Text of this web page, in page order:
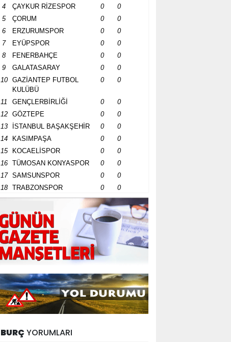
4 ÇAYKUR RİZESPOR 0
0
5
ÇORUM 0
0
6
ERZURUMSPOR 0
0
7
EYÜPSPOR 0
0
8
FENERBAHÇE 0
0
9
GALATASARAY 0
0
10
GAZİANTEP FUTBOL
KULÜBÜ
0 0
11 GENÇLERBİRLİĞİ 0
0
12
GÖZTEPE 0
0
13
İSTANBUL BAŞAKŞEHİR 0
0
14
KASIMPAŞA 0
0
15
KOCAELİSPOR 0
0
16
TÜMOSAN KONYASPOR 0
0
17
SAMSUNSPOR 0
0
18
TRABZONSPOR 0 0
BURÇ YORUMLARI